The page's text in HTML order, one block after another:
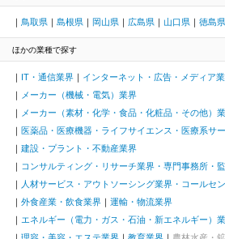
鳥取県 島根県 岡山県 広島県 山口県 徳島県
ほかの業種で探す
IT・通信業界
インターネット・広告・メディア
メーカー（機械・電気）業界
メーカー（素材・化学・食品・化粧品・その他）
医薬品・医療機器・ライフサイエンス・医療系サ
建設・プラント・不動産業界
コンサルティング・リサーチ業界・専門事務所・
人材サービス・アウトソーシング業界・コールセ
外食産業・飲食業界
運輸・物流業界
エネルギー（電力・ガス・石油・新エネルギー）
理容・美容・エステ業界
教育業界
農林水産・